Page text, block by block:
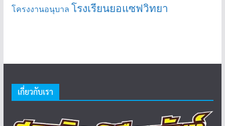
โครงงานอนุบาล โรงเรียนยอแซฟวิทยา
เกี่ยวกับเรา